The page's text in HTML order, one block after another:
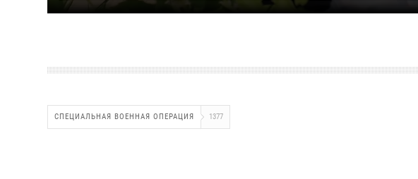
СПЕЦИАЛЬНАЯ ВОЕННАЯ ОПЕРАЦИЯ 1377